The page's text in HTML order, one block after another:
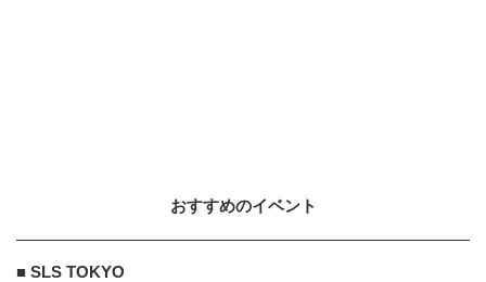
おすすめのイベント
■ SLS TOKYO